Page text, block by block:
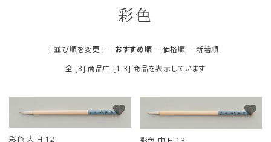
ACCOUNT MENU
商品一覧
彩色
[ 並び順を変更 ] - おすすめ順 - 価格順 - 新着順
全 [3] 商品中 [1-3] 商品を表示しています
彩色 大 H-12
favorite favorite